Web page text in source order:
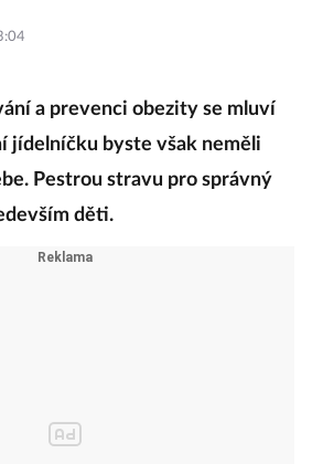
a prevenci obezity se mluví
jídelníčku byste však neměli
Pestrou stravu pro správný
děti.